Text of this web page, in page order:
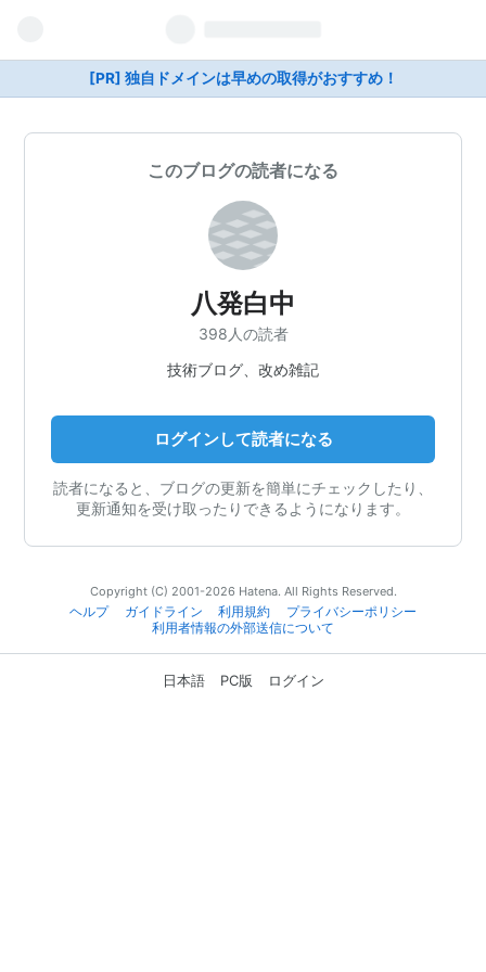
[PR] 独自ドメインは早めの取得がおすすめ！
このブログの読者になる
八発白中
398人の読者
技術ブログ、改め雑記
ログインして読者になる
読者になると、ブログの更新を簡単にチェックしたり、
更新通知を受け取ったりできるようになります。
Copyright (C) 2001-2026 Hatena. All Rights Reserved.
ヘルプ
ガイドライン 利用規約
プライバシーポリシー
利用者情報の外部送信について
日本語 PC版 ログイン